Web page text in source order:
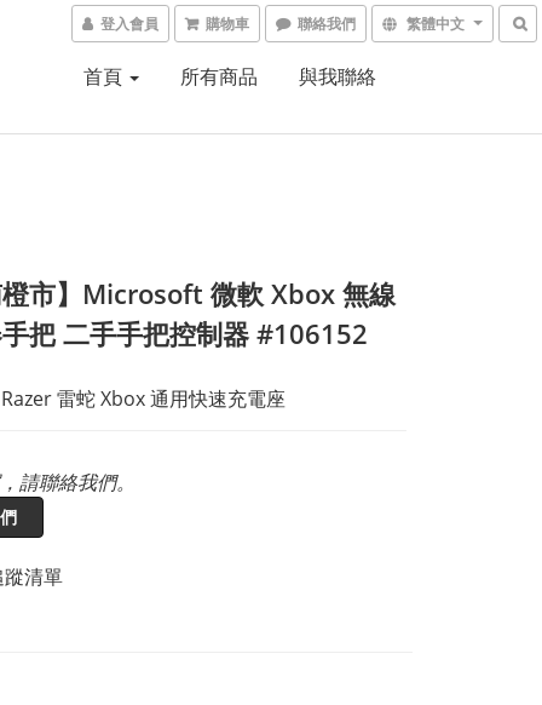
登入會員 購物車 聯絡我們 繁體中文
首頁 所有商品 與我聯絡
市】Microsoft 微軟 Xbox 無線
把 二手手把控制器 #106152
雷蛇 Xbox 通用快速充電座
請聯絡我們。
清單